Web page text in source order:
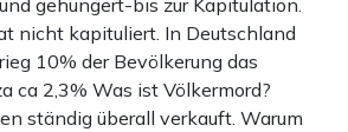
gehungert-bis zur Kapitulation.
nicht kapituliert. In Deutschland
10% der Bevölkerung das
ca 2,3% Was ist Völkermord?
ständig überall verkauft. Warum